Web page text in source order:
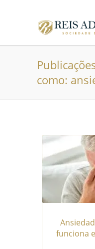
como:
funciona